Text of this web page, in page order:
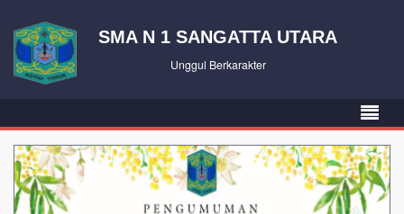
SMA N 1 SANGATTA UTARA
Unggul Berkarakter